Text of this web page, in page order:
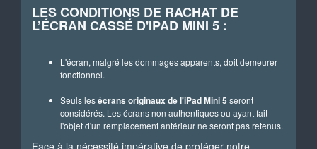
LES CONDITIONS DE RACHAT DE
L’ÉCRAN CASSÉ D'IPAD MINI 5 :
L'écran, malgré les dommages apparents, doit demeurer
fonctionnel.
Seuls lesécrans originaux de l'iPad Mini 5 seront
considérés. Les écrans non authentiques ou ayant fait
l'objet d'un remplacement antérieur ne seront pas retenus.
Face à la nécessité impérative de protéger notre